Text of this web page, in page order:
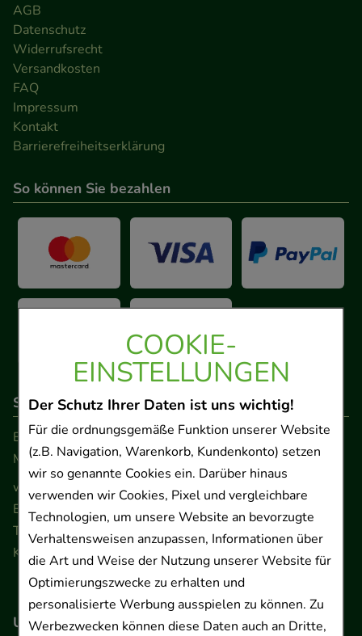
COOKIE-
EINSTELLUNGEN
Der Schutz Ihrer Daten ist uns wichtig!
Für die ordnungsgemäße Funktion unserer Website
(z.B. Navigation, Warenkorb, Kundenkonto) setzen
wir so genannte Cookies ein. Darüber hinaus
verwenden wir Cookies, Pixel und vergleichbare
Technologien, um unsere Website an bevorzugte
Verhaltensweisen anzupassen, Informationen über
die Art und Weise der Nutzung unserer Website für
Optimierungszwecke zu erhalten und
personalisierte Werbung ausspielen zu können. Zu
Werbezwecken können diese Daten auch an Dritte,
AGB
Datenschutz
Widerrufsrecht
Versandkosten
FAQ
Impressum
Kontakt
Barrierefreiheitserklärung
So können Sie bezahlen
So erreichen Sie uns
Beratung und Kundenservice:
Montag - Freitag von 9.00 bis 17.00 Uhr
www.ApoSalis.de · E-Mail: info@ApoSalis.de
Ernst-August-Platz 2 · 30159 Hannover
Telefon 0511 89 71 80 0 · Fax 0511 89 71 80 11
Kontaktformular
Unser Versanddienstleister